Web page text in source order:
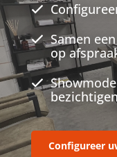
Samen
op
bezichtigen
Configureer